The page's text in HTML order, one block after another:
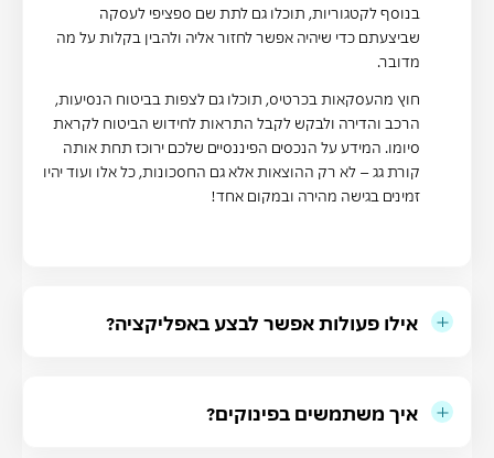
בנוסף לקטגוריות, תוכלו גם לתת שם ספציפי לעסקה
שביצעתם כדי שיהיה אפשר לחזור אליה ולהבין בקלות על מה
מדובר.
חוץ מהעסקאות בכרטיס, תוכלו גם לצפות בביטוח הנסיעות,
הרכב והדירה ולבקש לקבל התראות לחידוש הביטוח לקראת
סיומו. המידע על הנכסים הפיננסיים שלכם ירוכז תחת אותה
קורת גג – לא רק ההוצאות אלא גם החסכונות, כל אלו ועוד יהיו
זמינים בגישה מהירה ובמקום אחד!
אילו פעולות אפשר לבצע באפליקציה?
איך משתמשים בפינוקים?